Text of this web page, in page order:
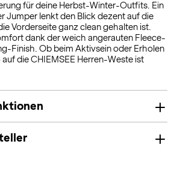
für deine Herbst-Winter-Outfits. Ein
Jumper lenkt den Blick dezent auf die
Vorderseite ganz clean gehalten ist.
dank der weich angerauten Fleece-
Finish. Ob beim Aktivsein oder Erholen
die CHIEMSEE Herren-Weste ist